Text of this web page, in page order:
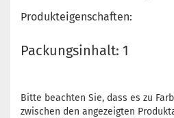
Produkteigenschaften:
Packungsinhalt: 1
Bitte beachten Sie, dass es zu
zwischen den angezeigten